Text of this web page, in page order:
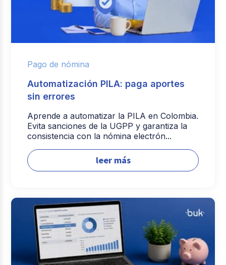
Pago de nómina
Automatización PILA: paga aportes
sin errores
Aprende a automatizar la PILA en Colombia.
Evita sanciones de la UGPP y garantiza la
consistencia con la nómina electrón...
leer más